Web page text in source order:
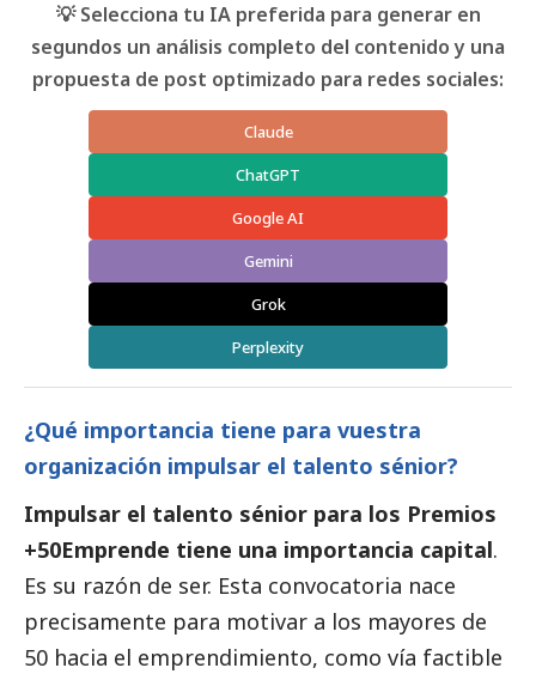
💡 Selecciona tu IA preferida para generar en
segundos un análisis completo del contenido y una
propuesta de post optimizado para redes sociales:
Claude
ChatGPT
Google AI
Gemini
Grok
Perplexity
¿Qué importancia tiene para vuestra
organización impulsar el talento sénior?
Impulsar el talento sénior para los Premios
+50Emprende tiene una importancia capital.
Es su razón de ser. Esta convocatoria nace
precisamente para motivar a los mayores de
50 hacia el emprendimiento, como vía factible